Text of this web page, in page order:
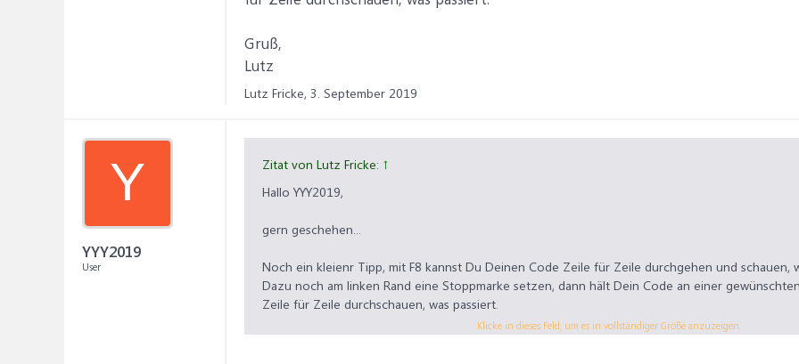
Gruß,
Lutz
Lutz Fricke, 3. September 2019
Y
YYY2019
User
Zitat von Lutz Fricke: ↑
Hallo YYY2019,
gern geschehen...
Noch ein kleienr Tipp, mit F8 kannst Du Deinen Code Zeile für Zeile durchgehen und schauen,
Dazu noch am linken Rand eine Stoppmarke setzen, dann hält Dein Code an einer
Zeile für Zeile durchschauen, was passiert.
Klicke in dieses Feld, um es in vollständiger Größe anzuzeigen.